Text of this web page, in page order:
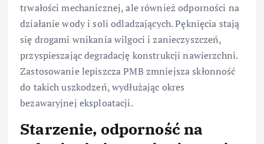
trwałości mechanicznej, ale również odporności na
działanie wody i soli odladzających. Pęknięcia stają
się drogami wnikania wilgoci i zanieczyszczeń,
przyspieszając degradację konstrukcji nawierzchni.
Zastosowanie lepiszcza PMB zmniejsza skłonność
do takich uszkodzeń, wydłużając okres
bezawaryjnej eksploatacji.
Starzenie, odporność na